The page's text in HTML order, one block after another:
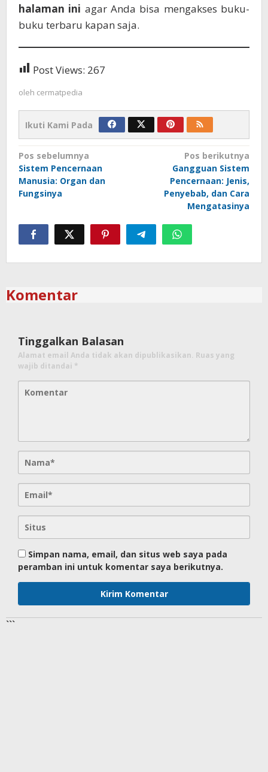
halaman ini agar Anda bisa mengakses buku-
buku terbaru kapan saja.
Post Views: 267
oleh cermatpedia
Ikuti Kami Pada
Navigasi
pos
Pos sebelumnya
Sistem Pencernaan
Manusia: Organ dan
Fungsinya
Pos berikutnya
Gangguan Sistem
Pencernaan: Jenis,
Penyebab, dan Cara
Mengatasinya
Komentar
Tinggalkan Balasan
Alamat email Anda tidak akan dipublikasikan. Ruas yang
wajib ditandai *
Simpan nama, email, dan situs web saya pada
peramban ini untuk komentar saya berikutnya.
```